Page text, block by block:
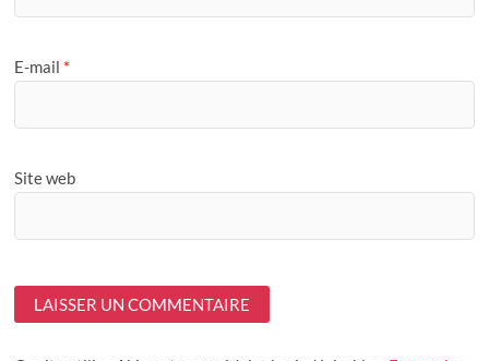
E-mail *
Site web